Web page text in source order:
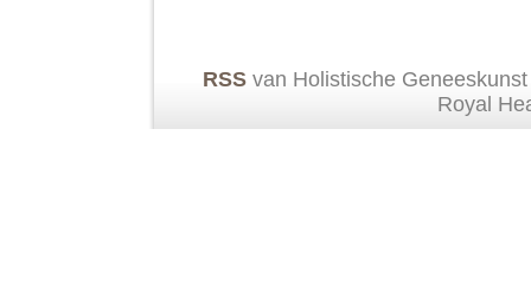
RSSvan Holistische
Royal